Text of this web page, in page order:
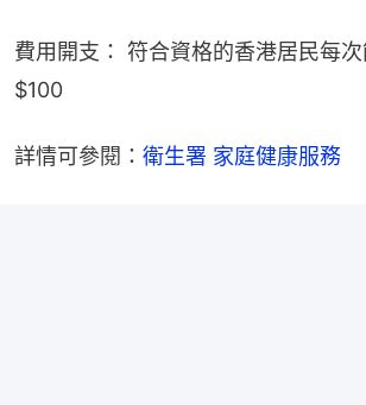
費用開支： 符合資格的香港居民每
$100
詳情可參閱： 衛生署 家庭健康服務